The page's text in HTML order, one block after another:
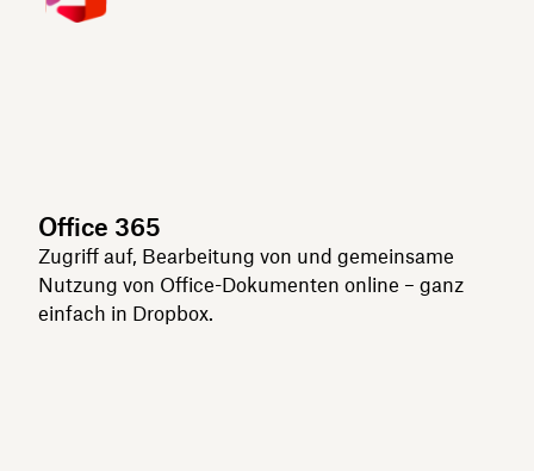
Office 365
Zugriff auf, Bearbeitung von und gemeinsame
Nutzung von Office-Dokumenten online – ganz
einfach in Dropbox.